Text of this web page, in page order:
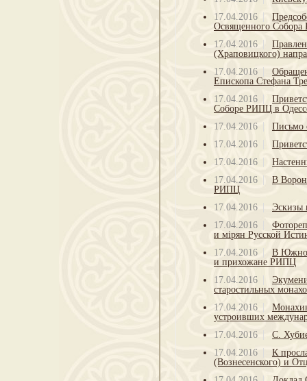
17.04.2016
Освященного Собора
17.04.2016
(Храповицкого)
17.04.2016
Епископа Стефана
17.04.2016
Соборе РИПЦ в
17.04.2016
Письмо
17.04.2016
17.04.2016
17.04.2016
В
РИПЦ
17.04.2016
Эскизы
17.04.2016
и мiрян Русской
17.04.2016
В
и прихожане РИПЦ
17.04.2016
старостильных
17.04.2016
устроивших
17.04.2016
С.
17.04.2016
К
(Вознесенского) и